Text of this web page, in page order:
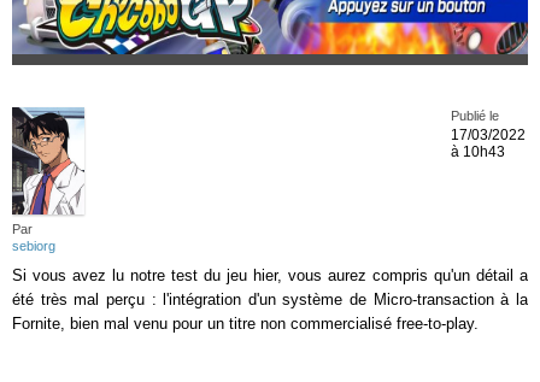
Par
sebiorg
Publié le
17/03/2022
à 10h43
Si vous avez lu notre test du jeu hier, vous aurez compris qu'un détail a
été très mal perçu : l'intégration d'un système de Micro-transaction à la
Fornite, bien mal venu pour un titre non commercialisé free-to-play.